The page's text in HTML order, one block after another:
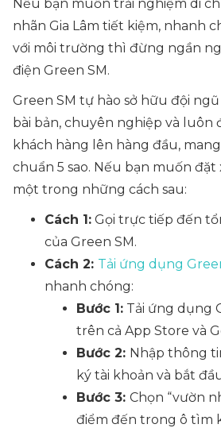
Nếu bạn muốn trải nghiệm di
nhãn Gia Lâm tiết kiệm, nhanh
với môi trường thì đừng ngần
điện Green SM.
Green SM tự hào sở hữu đội
bài bản, chuyên nghiệp và luôn
khách hàng lên hàng đầu,
chuẩn 5 sao. Nếu bạn muốn đặt
một trong những cách sau:
Cách 1: Gọi trực tiếp đến
của Green SM.
Cách 2: Tải ứng dụng
nhanh chóng:
Bước 1: Tải ứng dụng
trên cả App Store và
Bước 2: Nhập thông
ký tài khoản và bắt
Bước 3: Chọn “vườn
điểm đến trong ô tìm